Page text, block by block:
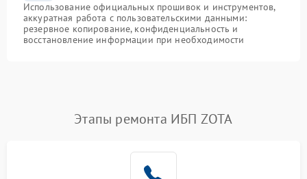
Использование официальных прошивок и инструментов,
аккуратная работа с пользовательскими данными:
резервное копирование, конфиденциальность и
восстановление информации при необходимости
Этапы ремонта ИБП ZOTA